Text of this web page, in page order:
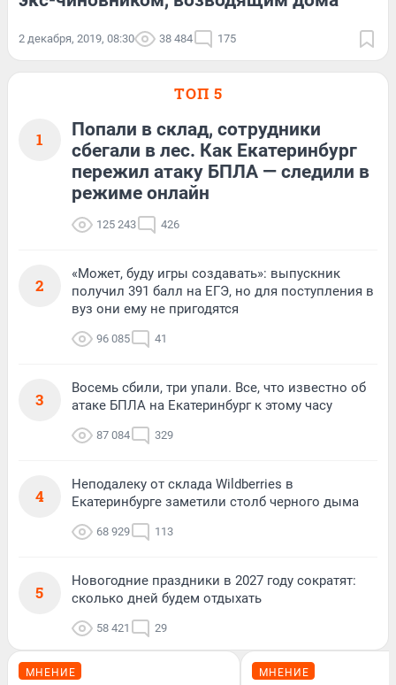
2 декабря, 2019, 08:30 38 484 175
ТОП 5
1
Попали в склад, сотрудники
сбегали в лес. Как Екатеринбург
пережил атаку БПЛА — следили в
режиме онлайн
125 243 426
2
«Может, буду игры создавать»: выпускник
получил 391 балл на ЕГЭ, но для поступления в
вуз они ему не пригодятся
96 085 41
3
Восемь сбили, три упали. Все, что известно об
атаке БПЛА на Екатеринбург к этому часу
87 084 329
4
Неподалеку от склада Wildberries в
Екатеринбурге заметили столб черного дыма
68 929 113
5
Новогодние праздники в 2027 году сократят:
сколько дней будем отдыхать
58 421 29
МНЕНИЕ МНЕНИЕ